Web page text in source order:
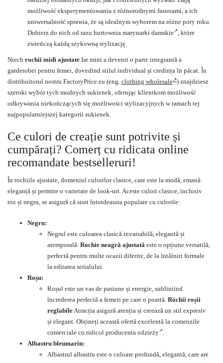
możliwość eksperymentowania z różnorodnymi fasonami, a ich
uniwersalność sprawia, że są idealnym wyborem na różne pory roku.
Dobierz do nich od razu hurtownia marynarki damskie , które
zwieńczą każdą szykowną stylizację.
Niech rochii midi ajustate Iar mini a devenit o parte integrantă a
garderobei pentru femei, dovedind stilul individual și credința în păcat. În
distribuitorul nostru FactoryPrice.eu (eng. clothing wholesale ) znajdziesz
szeroki wybór tych modnych sukienek, oferując klientkom możliwość
odkrywania niekończących się możliwości stylizacyjnych w ramach tej
najpopularniejszej kategorii sukienek.
Ce culori de creație sunt potrivite și
cumpărați? Comerț cu ridicata online
recomandate bestselleruri!
În rochiile ajustate, domeniul culorilor clasice, care este la modă, emană
eleganță și permite o varietate de look-uri. Aceste culori clasice, inclusiv
roz și negru, se asigură că sunt întotdeauna populare cu culorile:
Negru:
Negrul este culoarea clasică invariabilă, elegantă și
atemporală. Rochie neagră ajustată este o opțiune versatilă,
perfectă pentru multe ocazii diferite, de la întâlniri formale
la editarea serialului.
Roșu:
Roșul este un vas de pasiune și energie, subliniind
încrederea perfectă a femeii pe care o poartă. Róchii roșii
reglabileAtracția asigură atenția și creează un stil expresiv
și elegant. Obțineți această ofertă excelentă la comenzile
comerciale cu ridicol producenta odzieży .
Albastru bleumarin:
Albastrul albastru este o culoare profundă, elegantă, care are